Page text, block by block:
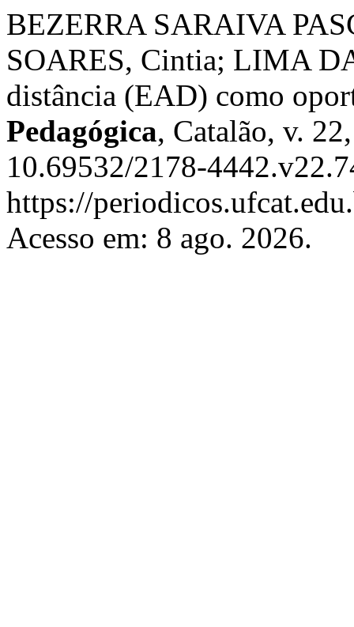
BEZERRA SARAIVA
SOARES, Cintia; LIMA
distância (EAD) como
Pedagógica, Catalão, v.
10.69532/2178-
https://
Acesso em: 8 ago. 2026.